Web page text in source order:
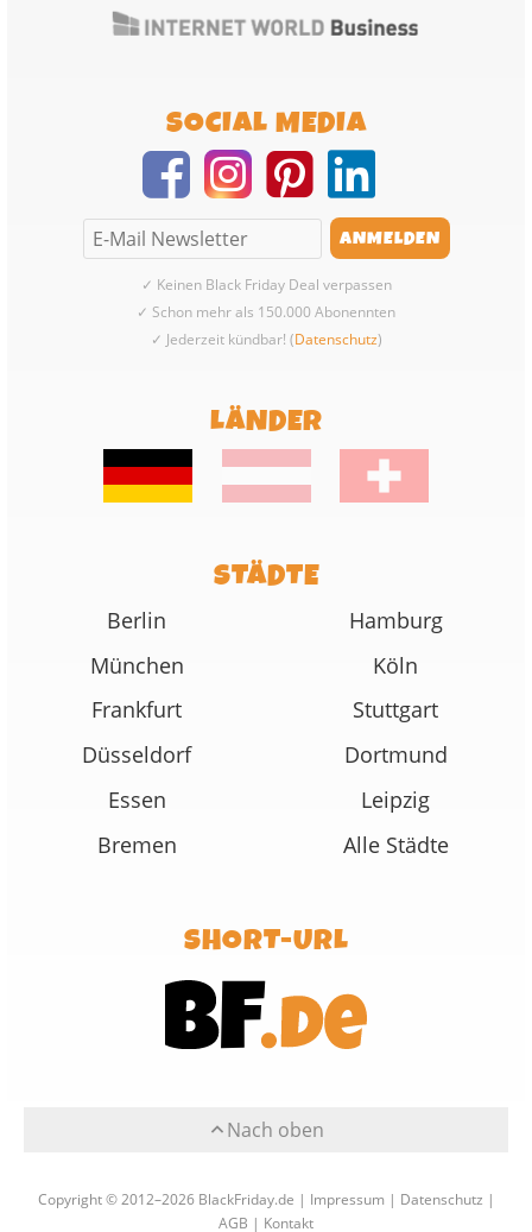
SOCIAL MEDIA
✓ Keinen Black Friday Deal verpassen
✓ Schon mehr als 150.000 Abonennten
✓ Jederzeit kündbar! (Datenschutz)
LÄNDER
STÄDTE
Berlin
Hamburg
München
Köln
Frankfurt
Stuttgart
Düsseldorf
Dortmund
Essen
Leipzig
Bremen
Alle Städte
SHORT-URL
Nach oben
Copyright © 2012–2026 BlackFriday.de | Impressum | Datenschutz |
AGB | Kontakt